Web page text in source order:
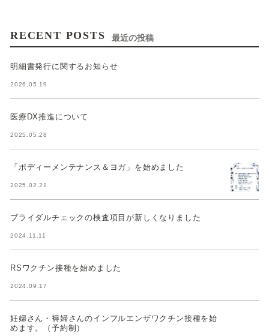
RECENT POSTS 最近の投稿
明細書発行に関するお知らせ
2026.05.19
医療DX推進について
2025.05.28
「ボディーメンテナンス＆ヨガ」を始めました
2025.02.21
ブライダルチェックの検査項目が新しくなりました
2024.11.11
RSワクチン接種を始めました
2024.09.17
妊婦さん・褥婦さんのインフルエンザワクチン接種を始
めます。（予約制）